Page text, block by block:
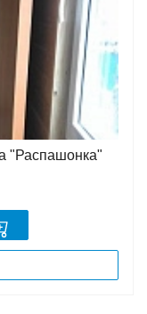
"Распашонка"